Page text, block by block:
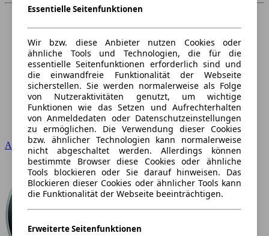
Audi
Essentielle Seitenfunktionen
Wir bzw. diese Anbieter nutzen Cookies oder
ähnliche Tools und Technologien, die für die
essentielle Seitenfunktionen erforderlich sind und
die einwandfreie Funktionalität der Webseite
sicherstellen. Sie werden normalerweise als Folge
von Nutzeraktivitäten genutzt, um wichtige
Funktionen wie das Setzen und Aufrechterhalten
von Anmeldedaten oder Datenschutzeinstellungen
zu ermöglichen. Die Verwendung dieser Cookies
bzw. ähnlicher Technologien kann normalerweise
nicht abgeschaltet werden. Allerdings können
bestimmte Browser diese Cookies oder ähnliche
Tools blockieren oder Sie darauf hinweisen. Das
Blockieren dieser Cookies oder ähnlicher Tools kann
die Funktionalität der Webseite beeinträchtigen.
Erweiterte Seitenfunktionen